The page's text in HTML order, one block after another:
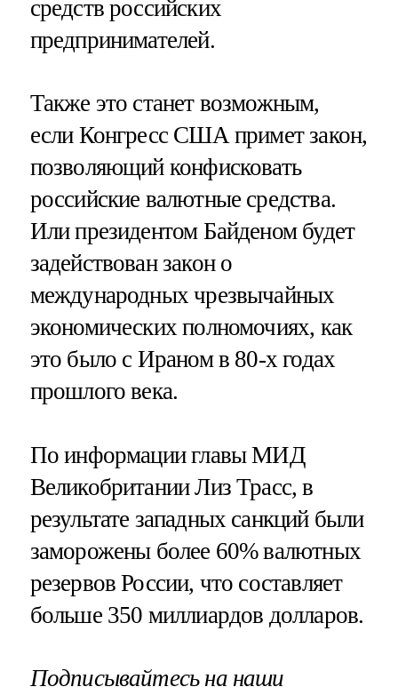
средств российских
предпринимателей.
Также это станет возможным,
если Конгресс США примет закон,
позволяющий конфисковать
российские валютные средства.
Или президентом Байденом будет
задействован закон о
международных чрезвычайных
экономических полномочиях, как
это было с Ираном в 80-х годах
прошлого века.
По информации главы МИД
Великобритании Лиз Трасс, в
результате западных санкций были
заморожены более 60% валютных
резервов России, что составляет
больше 350 миллиардов долларов.
Подписывайтесь на наши